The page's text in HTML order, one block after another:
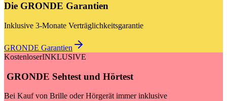
Die GRONDE Garantien
Inklusive 3-Monate Verträglichkeitsgarantie
GRONDE Garantien
KostenloserINKLUSIVE
GRONDE Sehtest und Hörtest
Bei Kauf von Brille oder Hörgerät immer inklusive